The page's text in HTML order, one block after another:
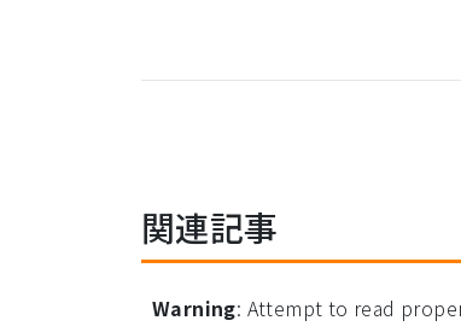
関連記事
Warning: Attempt to read